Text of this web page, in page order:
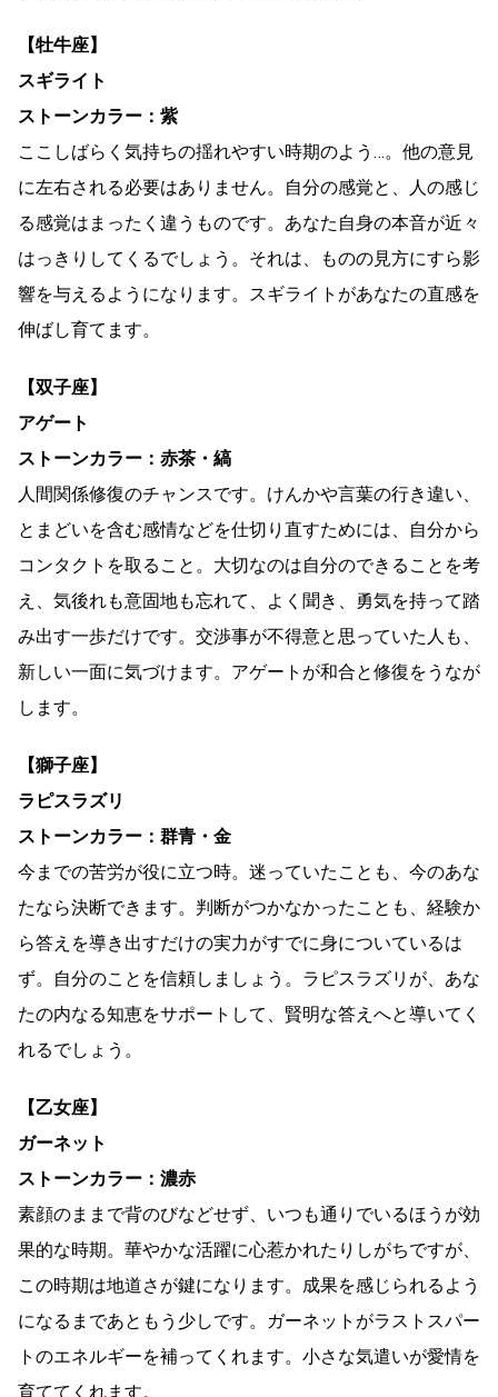
【牡牛座】
スギライト
ストーンカラー：紫
ここしばらく気持ちの揺れやすい時期のよう…。他の意見
に左右される必要はありません。自分の感覚と、人の感じ
る感覚はまったく違うものです。あなた自身の本音が近々
はっきりしてくるでしょう。それは、ものの見方にすら影
響を与えるようになります。スギライトがあなたの直感を
伸ばし育てます。
【双子座】
アゲート
ストーンカラー：赤茶・縞
人間関係修復のチャンスです。けんかや言葉の行き違い、
とまどいを含む感情などを仕切り直すためには、自分から
コンタクトを取ること。大切なのは自分のできることを考
え、気後れも意固地も忘れて、よく聞き、勇気を持って踏
み出す一歩だけです。交渉事が不得意と思っていた人も、
新しい一面に気づけます。アゲートが和合と修復をうなが
します。
【獅子座】
ラピスラズリ
ストーンカラー：群青・金
今までの苦労が役に立つ時。迷っていたことも、今のあな
たなら決断できます。判断がつかなかったことも、経験か
ら答えを導き出すだけの実力がすでに身についているは
ず。自分のことを信頼しましょう。ラピスラズリが、あな
たの内なる知恵をサポートして、賢明な答えへと導いてく
れるでしょう。
【乙女座】
ガーネット
ストーンカラー：濃赤
素顔のままで背のびなどせず、いつも通りでいるほうが効
果的な時期。華やかな活躍に心惹かれたりしがちですが、
この時期は地道さが鍵になります。成果を感じられるよう
になるまであともう少しです。ガーネットがラストスパー
トのエネルギーを補ってくれます。小さな気遣いが愛情を
育ててくれます。